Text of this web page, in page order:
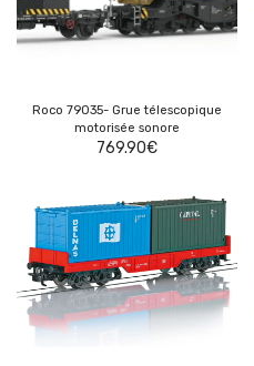
Roco 79035- Grue télescopique
motorisée sonore
769.90€